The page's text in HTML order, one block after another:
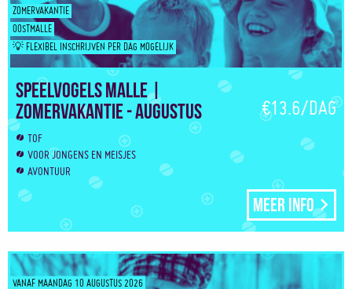
ZOMERVAKANTIE
OOSTMALLE
💡 FLEXIBEL INSCHRIJVEN PER DAG MOGELIJK
Speelvogels Malle |
Zomervakantie - Augustus
€13.6/DAG
TOF
VOOR JONGENS EN MEISJES
AVONTUUR
Meer info
VANAF MAANDAG 10 AUGUSTUS 2026